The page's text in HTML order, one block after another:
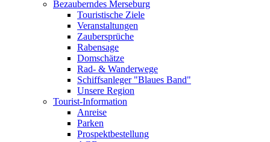
Bezauberndes Merseburg
Touristische Ziele
Veranstaltungen
Zaubersprüche
Rabensage
Domschätze
Rad- & Wanderwege
Schiffsanleger "Blaues Band"
Unsere Region
Tourist-Information
Anreise
Parken
Prospektbestellung